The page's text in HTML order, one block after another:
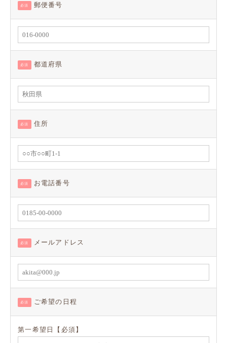
必須 郵便番号
必須 都道府県
必須 住所
必須 お電話番号
必須 メールアドレス
必須 ご希望の日程
第一希望日【必須】